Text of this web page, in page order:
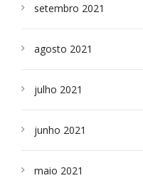
setembro 2021
agosto 2021
julho 2021
junho 2021
maio 2021